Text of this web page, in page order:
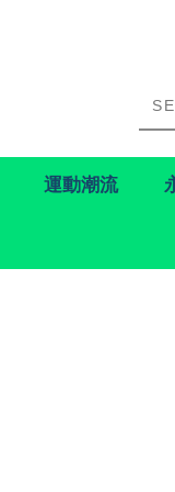
運動潮流